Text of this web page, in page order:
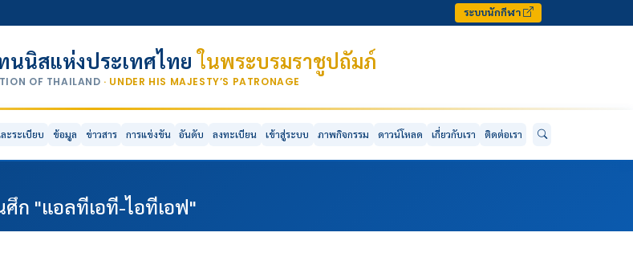
ระบบนักกีฬา
นนิสแห่งประเทศไทยในพระบรมราชูปถัมภ์
OF THAILAND · UNDER HIS MAJESTY’S PATRONAGE
ะระเบียบ ข้อมูล ข่าวสาร การแข่งขัน อันดับ ลงทะเบียน เข้าสู่ระบบ ภาพกิจกรรม ดาวน์โหลด เกี่ยวกับเรา ติดต่อเรา
ก "แอลทีเอที-ไอทีเอฟ"